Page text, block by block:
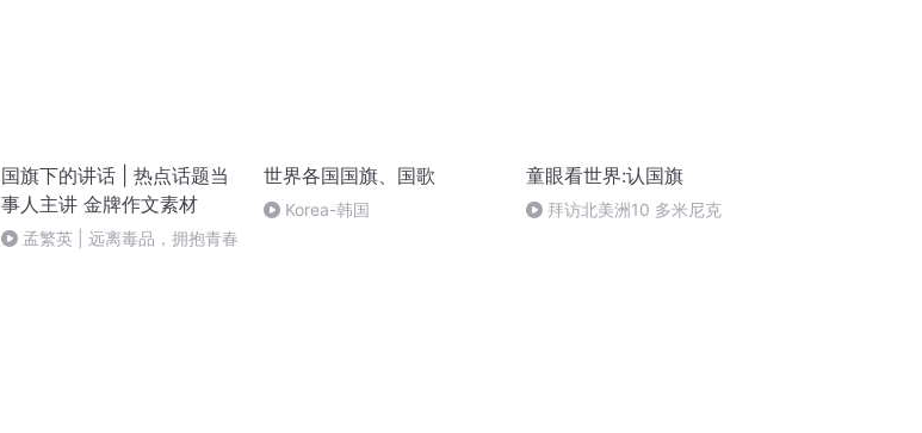
国旗下的讲话 | 热点话题当
事人主讲 金牌作文素材
孟繁英 | 远离毒品，拥抱青春
世界各国国旗、国歌
Korea-韩国
童眼看世界:认国旗
拜访北美洲10 多米尼克